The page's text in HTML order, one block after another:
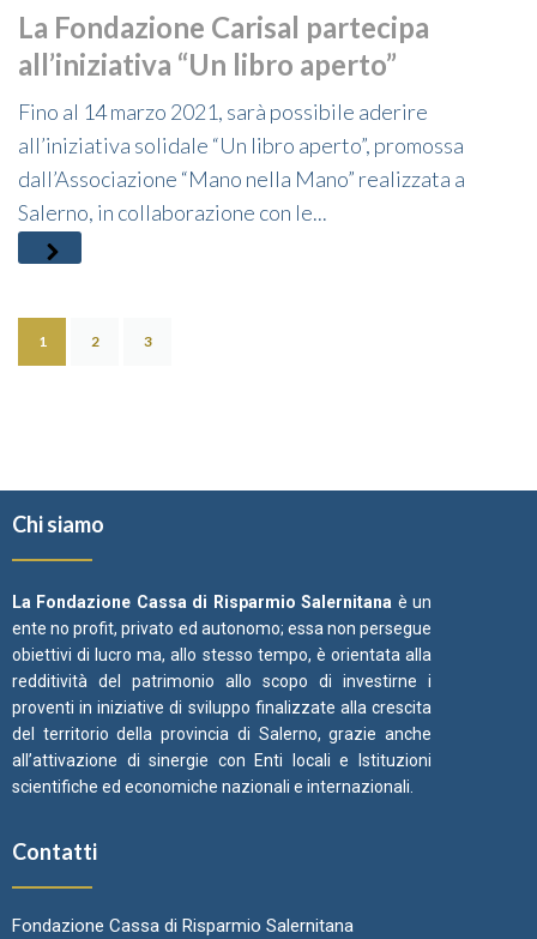
La Fondazione Carisal partecipa
all’iniziativa “Un libro aperto”
Fino al 14 marzo 2021, sarà possibile aderire
all’iniziativa solidale “Un libro aperto”, promossa
dall’Associazione “Mano nella Mano” realizzata a
Salerno, in collaborazione con le...
1 2 3
Chi siamo
La Fondazione Cassa di Risparmio Salernitana è un
ente no profit, privato ed autonomo; essa non persegue
obiettivi di lucro ma, allo stesso tempo, è orientata alla
redditività del patrimonio allo scopo di investirne i
proventi in iniziative di sviluppo finalizzate alla crescita
del territorio della provincia di Salerno, grazie anche
all’attivazione di sinergie con Enti locali e Istituzioni
scientifiche ed economiche nazionali e internazionali.
Contatti
Fondazione Cassa di Risparmio Salernitana